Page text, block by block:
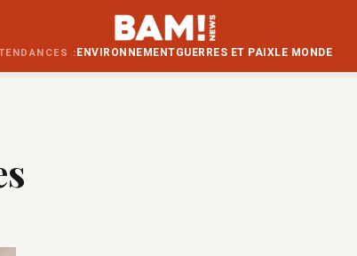
: ENVIRONNEMENTGUERRES ET PAIXLE MONDE